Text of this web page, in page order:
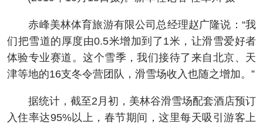
赤峰美林体育旅游有限公司总经理赵广隆说：“我
们把雪道的厚度由0.5米增加到了1米，让滑雪爱好者
体验专业赛道。这个雪季，我们接待了来自北京、天
津等地的16支冬令营团队，滑雪场收入也随之增加。”
据统计，截至2月初，美林谷滑雪场配套酒店预订
入住率达95%以上，春节期间，这里每天吸引游客上